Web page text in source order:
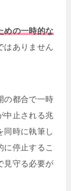
めの一時的な
はありません
の都合で一時
中止される兆
同時に執筆し
に停止するこ
見守る必要が